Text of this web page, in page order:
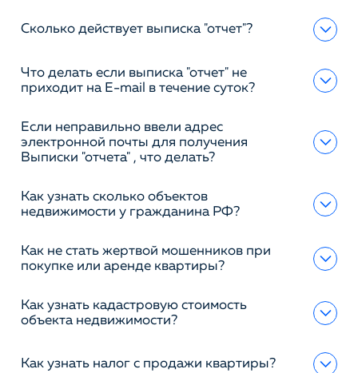
Сколько действует выписка "отчет"?
Что делать если выписка "отчет" не
приходит на E-mail в течение суток?
Если неправильно ввели адрес
электронной почты для получения
Выписки "отчета" , что делать?
Как узнать сколько объектов
недвижимости у гражданина РФ?
Как не стать жертвой мошенников при
покупке или аренде квартиры?
Как узнать кадастровую стоимость
объекта недвижимости?
Как узнать налог с продажи квартиры?